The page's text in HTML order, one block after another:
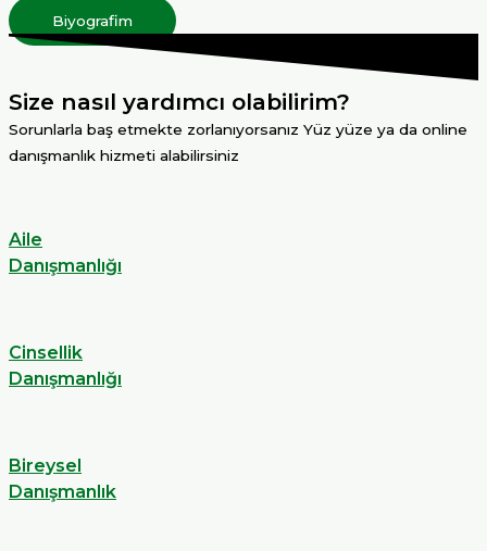
Biyografim
Size nasıl yardımcı olabilirim?
Sorunlarla baş etmekte zorlanıyorsanız Yüz yüze ya da online
danışmanlık hizmeti alabilirsiniz
Aile
Danışmanlığı
Cinsellik
Danışmanlığı
Bireysel
Danışmanlık